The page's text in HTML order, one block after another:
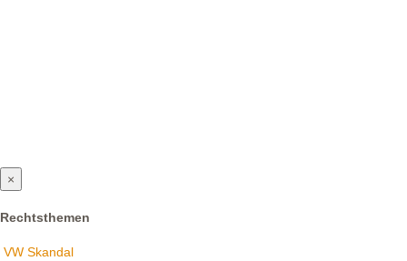
×
Rechtsthemen
VW Skandal